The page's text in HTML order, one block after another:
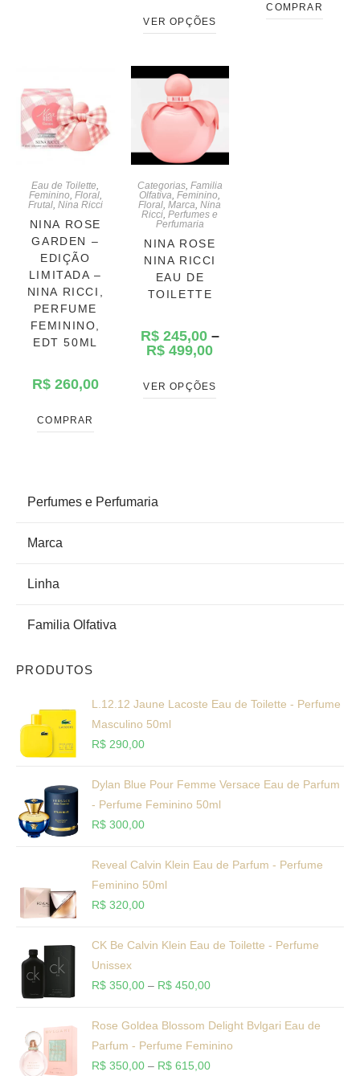
PRODUCT CATEGORIES
Perfumes e Perfumaria
Marca
Linha
Familia Olfativa
PRODUTOS
L.12.12 Jaune Lacoste Eau de Toilette - Perfume
Masculino 50ml
R$ 290,00
Dylan Blue Pour Femme Versace Eau de Parfum
- Perfume Feminino 50ml
R$ 300,00
Reveal Calvin Klein Eau de Parfum - Perfume
Feminino 50ml
R$ 320,00
CK Be Calvin Klein Eau de Toilette - Perfume
Unissex
R$ 350,00 – R$ 450,00
Rose Goldea Blossom Delight Bvlgari Eau de
Parfum - Perfume Feminino
R$ 350,00 – R$ 615,00
VER OPÇÕES
COMPRAR
Eau de Toilette,
Feminino, Floral,
Frutal, Nina Ricci
NINA ROSE
GARDEN –
EDIÇÃO
LIMITADA –
NINA RICCI,
PERFUME
FEMININO,
EDT 50ML
R$260,00
COMPRAR
Categorias, Familia
Olfativa,Feminino,
Floral,Marca,Nina
Ricci,Perfumes e
Perfumaria
NINA ROSE
NINA RICCI
EAU DE
TOILETTE
R$245,00–
R$ 499,00
VER OPÇÕES